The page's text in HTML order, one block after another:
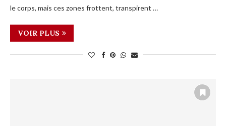
le corps, mais ces zones frottent, transpirent …
VOIR PLUS